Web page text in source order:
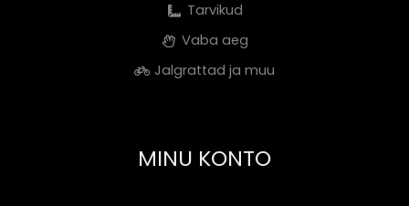
Tarvikud
Vaba aeg
Jalgrattad ja muu
MINU KONTO